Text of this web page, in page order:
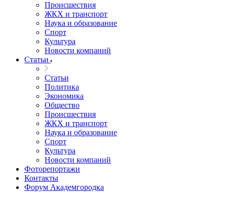
Происшествия
ЖКХ и транспорт
Наука и образование
Спорт
Культура
Новости компаний
Статьи
Статьи
Политика
Экономика
Общество
Происшествия
ЖКХ и транспорт
Наука и образование
Спорт
Культура
Новости компаний
Фоторепортажи
Контакты
Форум Академгородка